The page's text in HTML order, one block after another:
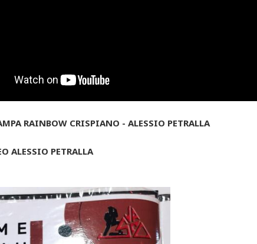
RAINBOW CRISPIANO - ALESSIO PETRALLA
ALESSIO PETRALLA